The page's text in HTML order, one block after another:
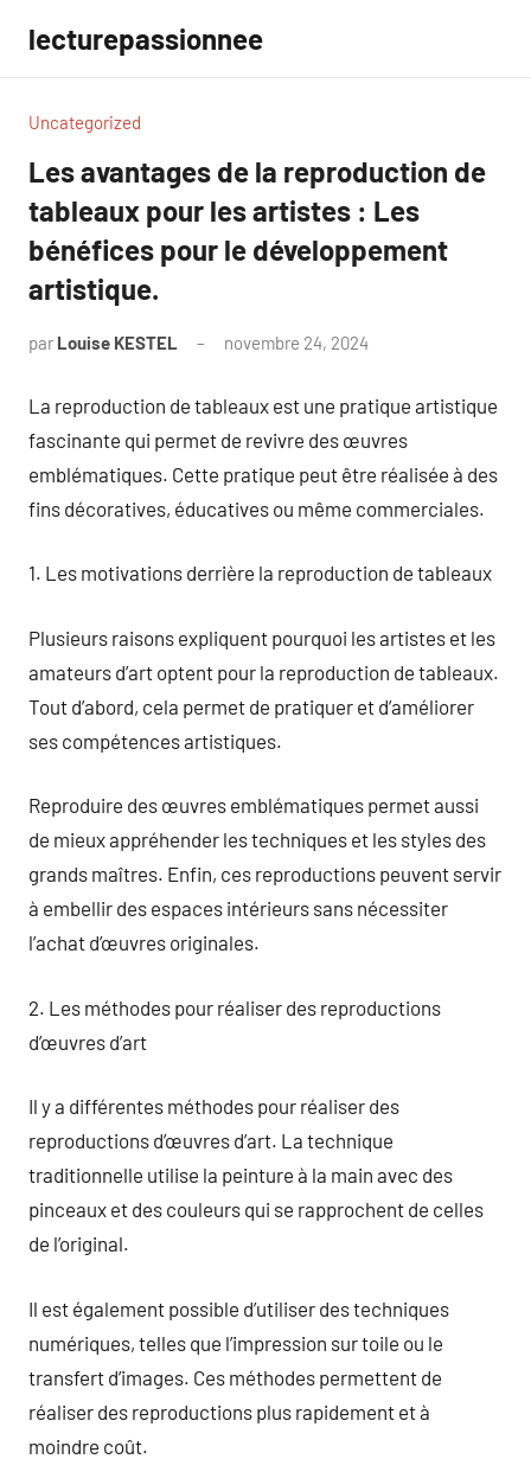
contenu
lecturepassionnee
Uncategorized
Les avantages de la reproduction de
tableaux pour les artistes : Les
bénéfices pour le développement
artistique.
par Louise KESTEL novembre 24, 2024
La reproduction de tableaux est une pratique artistique
fascinante qui permet de revivre des œuvres
emblématiques. Cette pratique peut être réalisée à des
fins décoratives, éducatives ou même commerciales.
1. Les motivations derrière la reproduction de tableaux
Plusieurs raisons expliquent pourquoi les artistes et les
amateurs d’art optent pour la reproduction de tableaux.
Tout d’abord, cela permet de pratiquer et d’améliorer
ses compétences artistiques.
Reproduire des œuvres emblématiques permet aussi
de mieux appréhender les techniques et les styles des
grands maîtres. Enfin, ces reproductions peuvent servir
à embellir des espaces intérieurs sans nécessiter
l’achat d’œuvres originales.
2. Les méthodes pour réaliser des reproductions
d’œuvres d’art
Il y a différentes méthodes pour réaliser des
reproductions d’œuvres d’art. La technique
traditionnelle utilise la peinture à la main avec des
pinceaux et des couleurs qui se rapprochent de celles
de l’original.
Il est également possible d’utiliser des techniques
numériques, telles que l’impression sur toile ou le
transfert d’images. Ces méthodes permettent de
réaliser des reproductions plus rapidement et à
moindre coût.